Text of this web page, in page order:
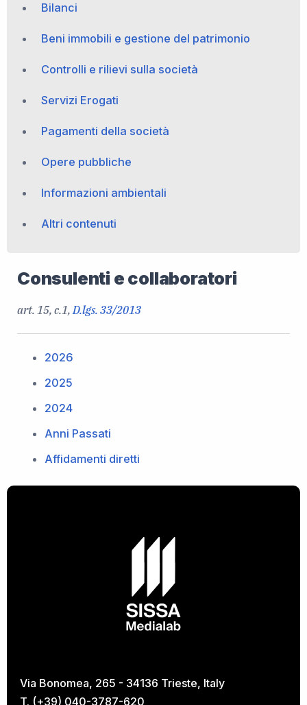
Bilanci
Beni immobili e gestione del patrimonio
Controlli e rilievi sulla società
Servizi Erogati
Pagamenti della società
Opere pubbliche
Informazioni ambientali
Altri contenuti
Consulenti e collaboratori
art. 15, c.1, D.lgs. 33/2013
2026
2025
2024
Anni Passati
Affidamenti diretti
Via Bonomea, 265 - 34136 Trieste, Italy
T. (+39) 040-3787-620